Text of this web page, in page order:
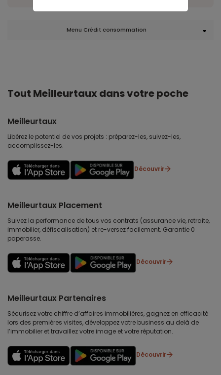
Menu Crédit consommation
Tout Meilleurtaux dans votre poche
Meilleurtaux
Libérez le potentiel de vos projets : préparez-les, suivez-les,
accomplissez-les.
Découvrir
Meilleurtaux Placement
Suivez la performance de tous vos contrats (assurance vie, retraite,
immobilier, défiscalisation) et re-versez facilement. Garantie 0
paperasse.
Découvrir
Meilleurtaux Partenaires
Sécurisez votre chiffre d’affaires immobilières, gagnez en efficacité
lors des premières visites, développez votre business au delà de
l’immobilier et travaillez votre image et votre réputation.
Découvrir